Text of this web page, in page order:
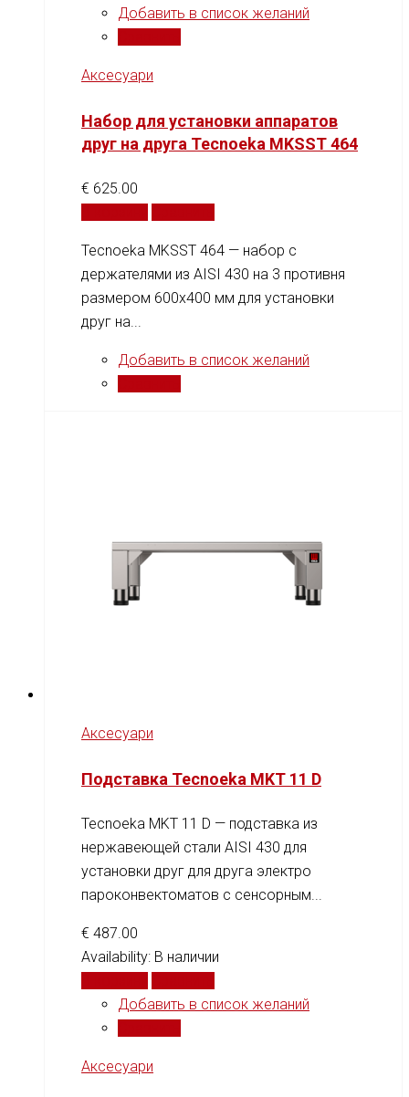
Добавить в список желаний
Аксесуари
Набор для установки аппаратов
друг на друга Tecnoeka MKSST 464
€ 625.00
Tecnoeka MKSST 464 — набор с
держателями из AISI 430 на 3 противня
размером 600x400 мм для установки
друг на...
Добавить в список желаний
Аксесуари
Подставка Tecnoeka MKT 11 D
Tecnoeka MKT 11 D — подставка из
нержавеющей стали AISI 430 для
установки друг для друга электро
пароконвектоматов с сенсорным...
€ 487.00
Availability: В наличии
Добавить в список желаний
Аксесуари